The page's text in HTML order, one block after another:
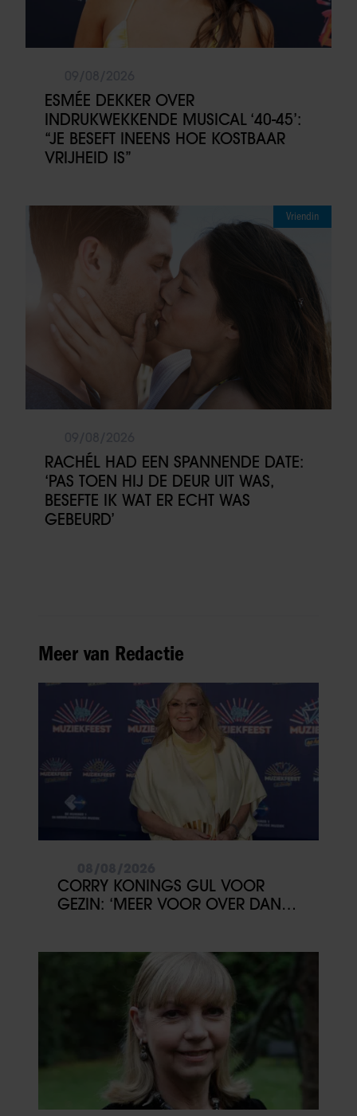
ESMÉE DEKKER OVER
INDRUKWEKKENDE MUSICAL ‘40-45’:
“JE BESEFT INEENS HOE KOSTBAAR
VRIJHEID IS”
Vriendin
RACHÉL HAD EEN SPANNENDE DATE:
‘PAS TOEN HIJ DE DEUR UIT WAS,
BESEFTE IK WAT ER ECHT WAS
GEBEURD’
Meer van Redactie
CORRY KONINGS GUL VOOR
GEZIN: ‘MEER VOOR OVER DAN